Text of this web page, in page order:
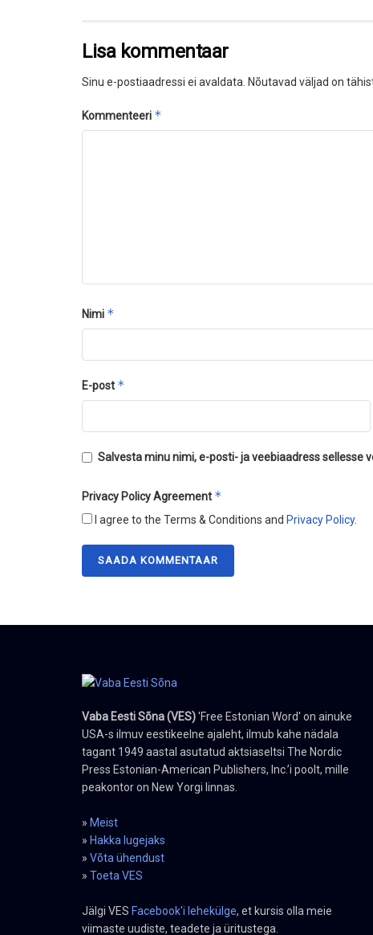
Lisa kommentaar
Sinu e-postiaadressi ei avaldata. Nõutavad väljad on
Kommenteeri *
Nimi *
E-post *
Salvesta minu nimi, e-posti- ja veebiaadress
Privacy Policy Agreement *
I agree to the Terms & Conditions and Privacy Policy.
Vaba Eesti Sõna (VES)'Free Estonian Word' on ainuke
USA-s ilmuv eestikeelne ajaleht, ilmub kahe nädala
tagant 1949 aastal asutatud aktsiaseltsi The Nordic
Press Estonian-American Publishers, Inc.’i poolt, mille
peakontor on New Yorgi linnas.
» Meist
» Hakka lugejaks
» Võta ühendust
» Toeta VES
Jälgi VES Facebook'i lehekülge, et kursis olla meie
viimaste uudiste, teadete ja üritustega.